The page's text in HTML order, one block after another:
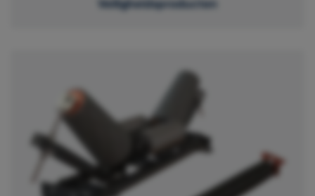
Veiligheidsproducten